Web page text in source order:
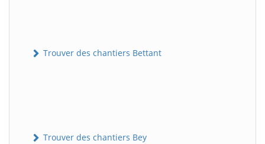
Trouver des chantiers Bettant
Trouver des chantiers Bey